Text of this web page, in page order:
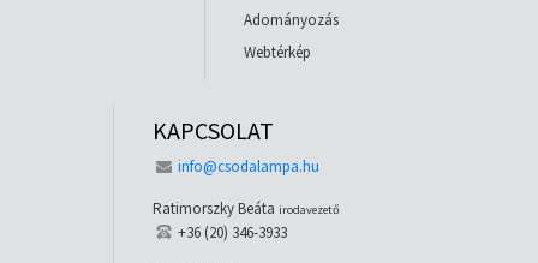
Adományozás
Webtérkép
KAPCSOLAT
info@csodalampa.hu
Ratimorszky Beáta irodavezető
+36 (20) 346-3933